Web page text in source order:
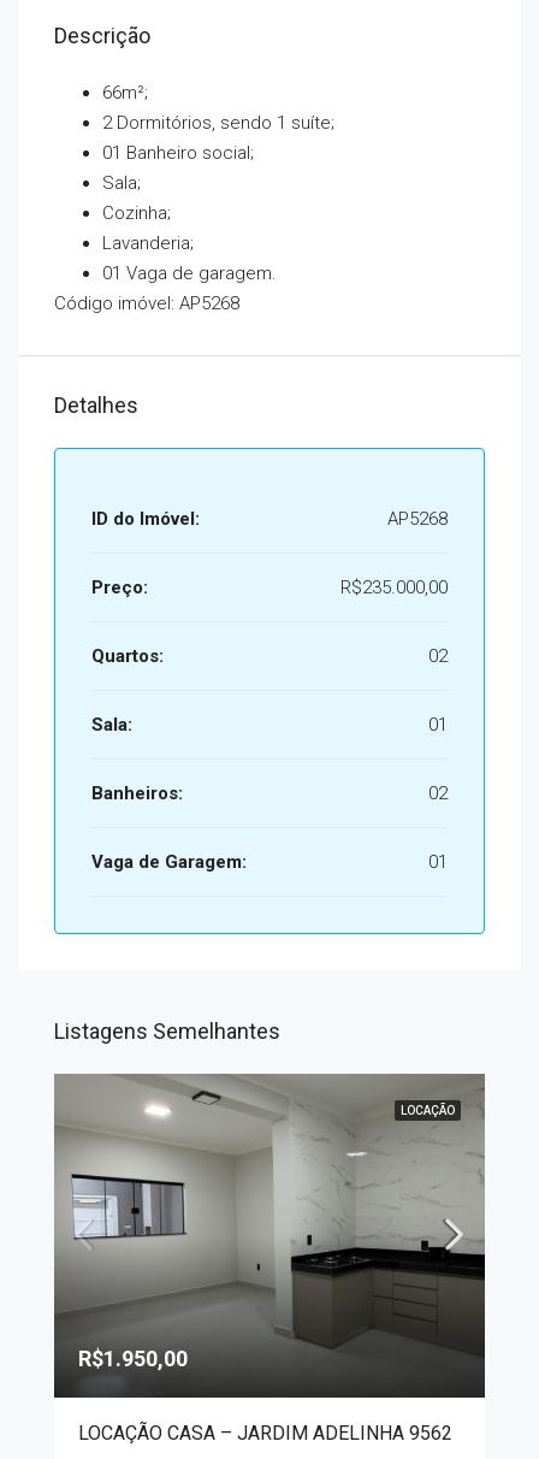
Descrição
66m²;
2 Dormitórios, sendo 1 suíte;
01 Banheiro social;
Sala;
Cozinha;
Lavanderia;
01 Vaga de garagem.
Código imóvel: AP5268
Detalhes
ID do Imóvel: AP5268
Preço: R$235.000,00
Quartos: 02
Sala: 01
Banheiros: 02
Vaga de Garagem: 01
Listagens Semelhantes
LOCAÇÃO
R$1.950,00
LOCAÇÃO CASA – JARDIM ADELINHA 9562